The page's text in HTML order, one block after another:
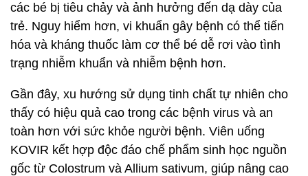
các bé bị tiêu chảy và ảnh hưởng đến dạ dày của
trẻ. Nguy hiểm hơn, vi khuẩn gây bệnh có thể tiến
hóa và kháng thuốc làm cơ thể bé dễ rơi vào tình
trạng nhiễm khuẩn và nhiễm bệnh hơn.
Gần đây, xu hướng sử dụng tinh chất tự nhiên cho
thấy có hiệu quả cao trong các bệnh virus và an
toàn hơn với sức khỏe người bệnh. Viên uống
KOVIR kết hợp độc đáo chế phẩm sinh học nguồn
gốc từ Colostrum và Allium sativum, giúp nâng cao